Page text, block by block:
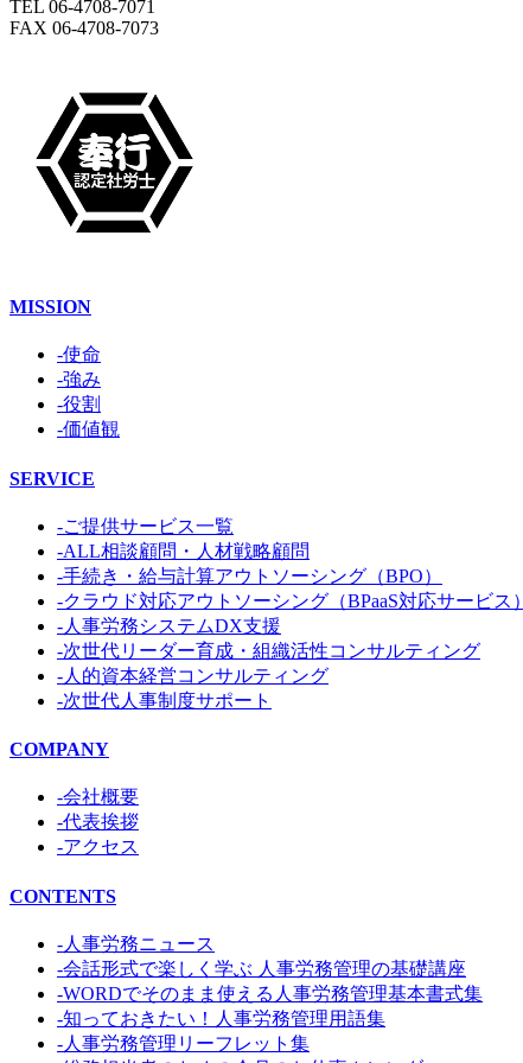
TEL 06-4708-7071
FAX 06-4708-7073
MISSION
-使命
-強み
-役割
-価値観
SERVICE
-ご提供サービス一覧
-ALL相談顧問・人材戦略顧問
-手続き・給与計算アウトソーシング（BPO）
-クラウド対応アウトソーシング（BPaaS対応サービス）
-人事労務システムDX支援
-次世代リーダー育成・組織活性コンサルティング
-人的資本経営コンサルティング
-次世代人事制度サポート
COMPANY
-会社概要
-代表挨拶
-アクセス
CONTENTS
-人事労務ニュース
-会話形式で楽しく学ぶ 人事労務管理の基礎講座
-WORDでそのまま使える人事労務管理基本書式集
-知っておきたい！人事労務管理用語集
-人事労務管理リーフレット集